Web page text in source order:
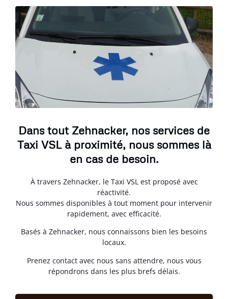
Dans tout Zehnacker, nos services de
Taxi VSL à proximité, nous sommes là
en cas de besoin.
À travers Zehnacker, le Taxi VSL est proposé avec
réactivité.
Nous sommes disponibles à tout moment pour intervenir
rapidement, avec efficacité.
Basés à Zehnacker, nous connaissons bien les besoins
locaux.
Prenez contact avec nous sans attendre, nous vous
répondrons dans les plus brefs délais.